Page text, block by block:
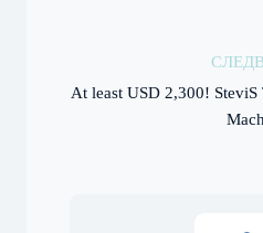
At least USD 2,300! SteviS